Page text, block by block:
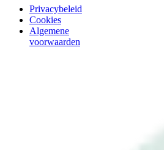
Privacybeleid
Cookies
Algemene
voorwaarden